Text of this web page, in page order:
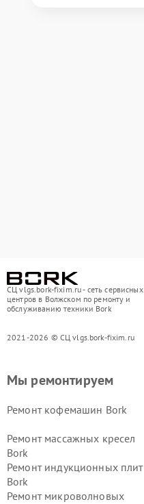
СЦ vlgs.bork-fixim.ru - сеть сервисных
центров в Волжском по ремонту и
обслуживанию техники Bork
2021-2026 © СЦ vlgs.bork-fixim.ru
Мы ремонтируем
Ремонт кофемашин Bork
Ремонт массажных кресел
Bork
Ремонт индукционных плит
Bork
Ремонт микроволновых